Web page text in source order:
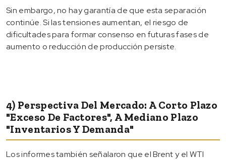
Sin embargo, no hay garantía de que esta separación
continúe. Si las tensiones aumentan, el riesgo de
dificultades para formar consenso en futuras fases de
aumento o reducción de producción persiste.
4) Perspectiva Del Mercado: A Corto Plazo
"exceso De Factores", A Mediano Plazo
"inventarios Y Demanda"
Los informes también señalaron que el Brent y el WTI